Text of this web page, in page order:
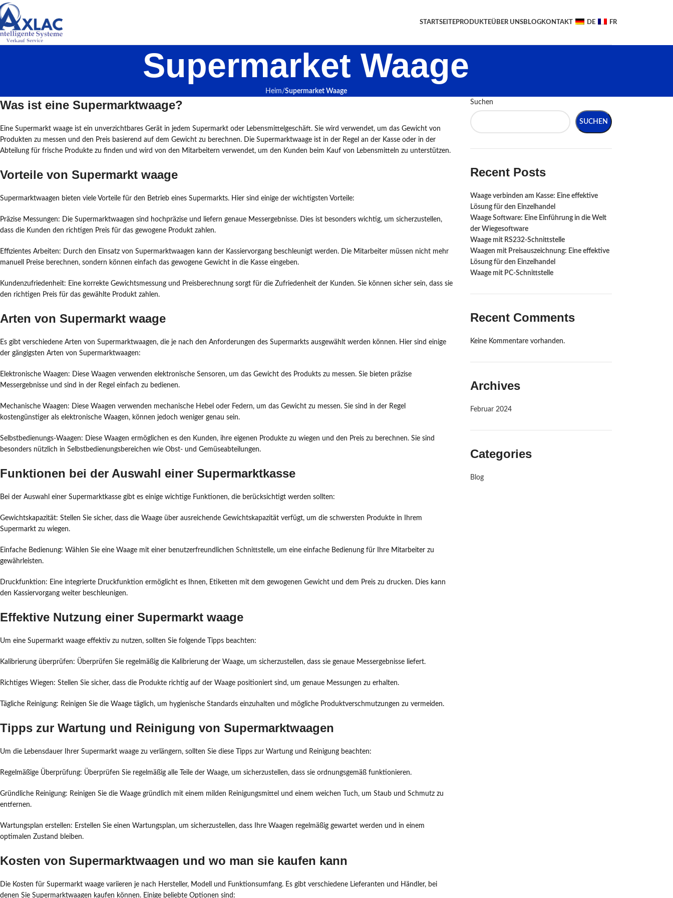
STARTSEITEPRODUKTEÜBER UNSBLOGKONTAKT DE FR
Supermarket Waage
Heim Supermarket Waage
Was ist eine Supermarktwaage?
Eine Supermarkt waage ist ein unverzichtbares Gerät in jedem Supermarkt oder Lebensmittelgeschäft. Sie wird verwendet, um das Gewicht von
Produkten zu messen und den Preis basierend auf dem Gewicht zu berechnen. Die Supermarktwaage ist in der Regel an der Kasse oder in der
Abteilung für frische Produkte zu finden und wird von den Mitarbeitern verwendet, um den Kunden beim Kauf von Lebensmitteln zu unterstützen.
Vorteile von Supermarkt waage
Supermarktwaagen bieten viele Vorteile für den Betrieb eines Supermarkts. Hier sind einige der wichtigsten Vorteile:
Präzise Messungen: Die Supermarktwaagen sind hochpräzise und liefern genaue Messergebnisse. Dies ist besonders wichtig, um sicherzustellen,
dass die Kunden den richtigen Preis für das gewogene Produkt zahlen.
Effizientes Arbeiten: Durch den Einsatz von Supermarktwaagen kann der Kassiervorgang beschleunigt werden. Die Mitarbeiter müssen nicht mehr
manuell Preise berechnen, sondern können einfach das gewogene Gewicht in die Kasse eingeben.
Kundenzufriedenheit: Eine korrekte Gewichtsmessung und Preisberechnung sorgt für die Zufriedenheit der Kunden. Sie können sicher sein, dass sie
den richtigen Preis für das gewählte Produkt zahlen.
Arten von Supermarkt waage
Es gibt verschiedene Arten von Supermarktwaagen, die je nach den Anforderungen des Supermarkts ausgewählt werden können. Hier sind einige
der gängigsten Arten von Supermarktwaagen:
Elektronische Waagen: Diese Waagen verwenden elektronische Sensoren, um das Gewicht des Produkts zu messen. Sie bieten präzise
Messergebnisse und sind in der Regel einfach zu bedienen.
Mechanische Waagen: Diese Waagen verwenden mechanische Hebel oder Federn, um das Gewicht zu messen. Sie sind in der Regel
kostengünstiger als elektronische Waagen, können jedoch weniger genau sein.
Selbstbedienungs-Waagen: Diese Waagen ermöglichen es den Kunden, ihre eigenen Produkte zu wiegen und den Preis zu berechnen. Sie sind
besonders nützlich in Selbstbedienungsbereichen wie Obst- und Gemüseabteilungen.
Funktionen bei der Auswahl einer Supermarktkasse
Bei der Auswahl einer Supermarktkasse gibt es einige wichtige Funktionen, die berücksichtigt werden sollten:
Gewichtskapazität: Stellen Sie sicher, dass die Waage über ausreichende Gewichtskapazität verfügt, um die schwersten Produkte in Ihrem
Supermarkt zu wiegen.
Einfache Bedienung: Wählen Sie eine Waage mit einer benutzerfreundlichen Schnittstelle, um eine einfache Bedienung für Ihre Mitarbeiter zu
gewährleisten.
Druckfunktion: Eine integrierte Druckfunktion ermöglicht es Ihnen, Etiketten mit dem gewogenen Gewicht und dem Preis zu drucken. Dies kann
den Kassiervorgang weiter beschleunigen.
Effektive Nutzung einer Supermarkt waage
Um eine Supermarkt waage effektiv zu nutzen, sollten Sie folgende Tipps beachten:
Kalibrierung überprüfen: Überprüfen Sie regelmäßig die Kalibrierung der Waage, um sicherzustellen, dass sie genaue Messergebnisse liefert.
Richtiges Wiegen: Stellen Sie sicher, dass die Produkte richtig auf der Waage positioniert sind, um genaue Messungen zu erhalten.
Tägliche Reinigung: Reinigen Sie die Waage täglich, um hygienische Standards einzuhalten und mögliche Produktverschmutzungen zu vermeiden.
Tipps zur Wartung und Reinigung von Supermarktwaagen
Um die Lebensdauer Ihrer Supermarkt waage zu verlängern, sollten Sie diese Tipps zur Wartung und Reinigung beachten:
Regelmäßige Überprüfung: Überprüfen Sie regelmäßig alle Teile der Waage, um sicherzustellen, dass sie ordnungsgemäß funktionieren.
Gründliche Reinigung: Reinigen Sie die Waage gründlich mit einem milden Reinigungsmittel und einem weichen Tuch, um Staub und Schmutz zu
entfernen.
Wartungsplan erstellen: Erstellen Sie einen Wartungsplan, um sicherzustellen, dass Ihre Waagen regelmäßig gewartet werden und in einem
optimalen Zustand bleiben.
Kosten von Supermarktwaagen und wo man sie kaufen kann
Die Kosten für Supermarkt waage variieren je nach Hersteller, Modell und Funktionsumfang. Es gibt verschiedene Lieferanten und Händler, bei
denen Sie Supermarktwaagen kaufen können. Einige beliebte Optionen sind:
Suchen
SUCHEN
Recent Posts
Waage verbinden am Kasse: Eine effektive
Lösung für den Einzelhandel
Waage Software: Eine Einführung in die Welt
der Wiegesoftware
Waage mit RS232-Schnittstelle ‍
Waagen mit Preisauszeichnung: Eine effektive
Lösung für den Einzelhandel
Waage mit PC-Schnittstelle
Recent Comments
Keine Kommentare vorhanden.
Archives
Februar 2024
Categories
Blog